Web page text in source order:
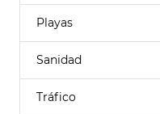
Playas
Sanidad
Tráfico